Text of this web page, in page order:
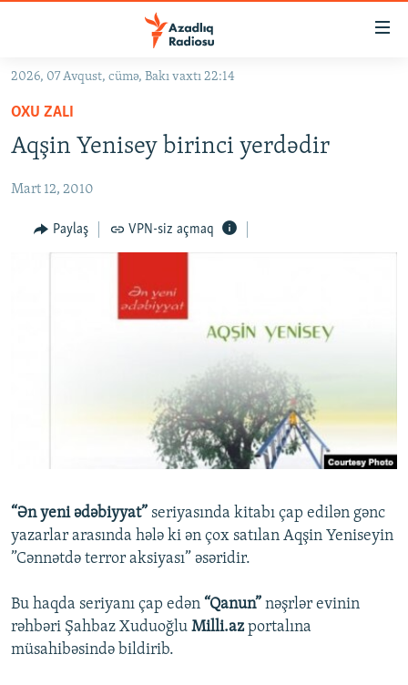
Əsas
qayıt
Əsas
naviqasiyaya
qayıt
KORRUPSIOMETR
#ƏSLINDƏ
FƏRQƏ BAX
AZƏRBAYCAN ƏDƏBIYYATI KITABXANASI
PEŞƏ ETIKASI VƏ JURNALISTIKA STANDARTLARIMIZ
AZADLIQRADIOSU MOBIL TELEFONUNUZDA
BIZIMLƏ ƏLAQƏ
RFE/RL-in bütün saytları
2026, 07 Avqust, cümə, Bakı vaxtı 22:14
OXU ZALI
Aqşin Yenisey birinci yerdədir
Mart 12, 2010
Paylaş VPN-siz açmaq
“Ən yeni ədəbiyyat” seriyasında kitabı çap edilən gənc
yazarlar arasında hələ ki ən çox satılan Aqşin Yeniseyin
”Cənnətdə terror aksiyası” əsəridir.
Bu haqda seriyanı çap edən “Qanun” nəşrlər evinin
rəhbəri Şahbaz Xuduoğlu Milli.azportalına
müsahibəsində bildirib.